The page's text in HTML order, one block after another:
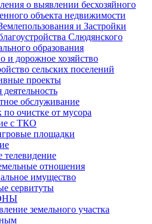
о выявлении бесхозяйного
объекта недвижимости
и Застройки
Слюдянского
образования
и дорожное хозяйство
сельских поселений
проекты
обслуживание
очистке от мусора
с ТКО
площадки
отношения
имущество
сервитуты
земельного участка